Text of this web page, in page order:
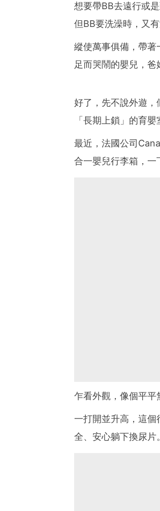
想要帶BB去遠行或
但BB要洗澡時，又
縱使萬事俱備，帶
足而哭鬧的嬰兒，爸
好了，先不說外遊
「長期上鎖」的育
最近，法國公司
合一嬰兒行李箱，一
乍看外觀，像個平平
一打開並升高，這
全、安心躺下換尿片。